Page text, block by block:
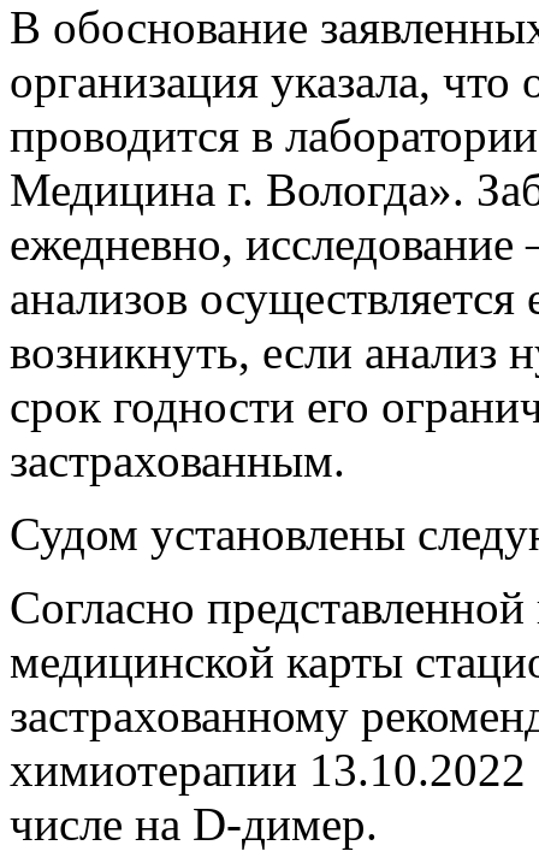
В обоснование
организация указала,
проводится в
Медицина г. Вологда».
ежедневно, исследование
анализов
возникнуть, если анализ
срок годности его
застрахованным.
Судом установлены
Согласно
медицинской карты
застрахованному
химиотерапии 13.10.2022
числе на D-димер.